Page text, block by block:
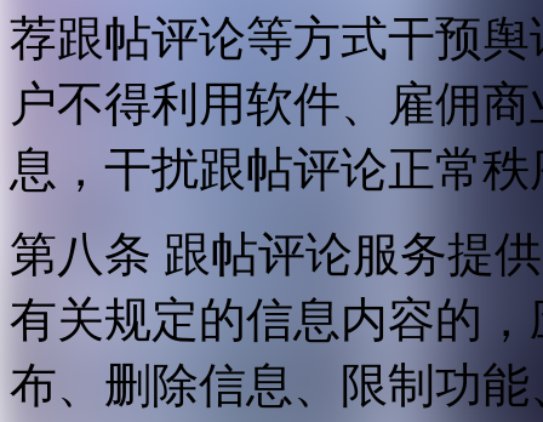
荐跟帖评论等方式干预
户不得利用软件、雇佣
息，干扰跟帖评论正常
第八条 跟帖评论服务提
有关规定的信息内容的
布、删除信息、限制功